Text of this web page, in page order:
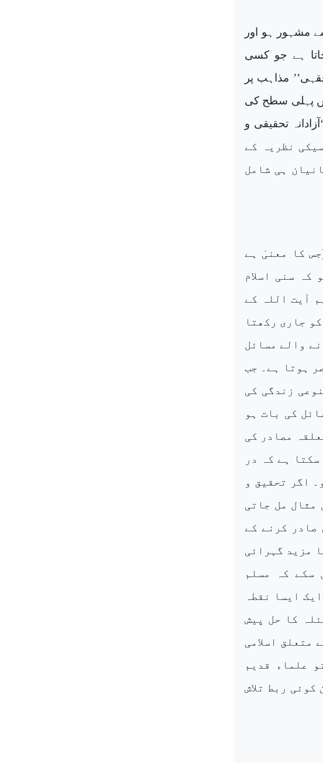
مشہور ہو اور
ہے جو کسی
مذاہب پر
پہلی سطح کی
تحقیقی و
اس کلاسیکی نظریہ کے
ہی شامل
کا معنیٰ ہے
کہ سنی اسلام
آیت اللہ کے
جاری رکھتا
والے مسائل
ہوتا ہے۔ جب
زندگی کی
کی بات ہو
مصادر کی
ہے کہ در
اگر تحقیق و
مثال مل جاتی
صادر کرنے کے
مزید گہرائی
سکے کہ مسلم
ایسا نقطہ
کا حل پیش
متعلق اسلامی
علماء قدیم
کوئی ربط تلاش